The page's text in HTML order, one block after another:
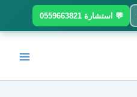
💬 استشارة 0559663821